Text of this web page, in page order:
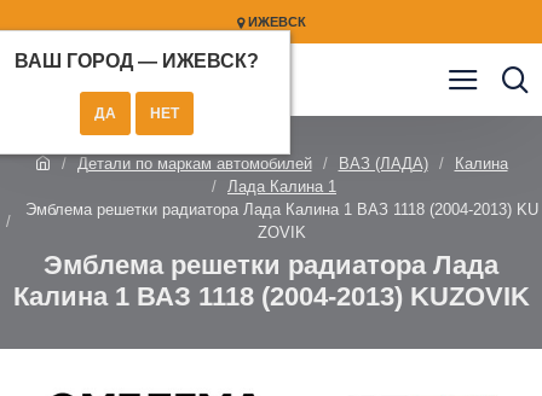
ИЖЕВСК
ВАШ ГОРОД — ИЖЕВСК?
Детали по маркам автомобилей ВАЗ (ЛАДА)
Калина
Лада Калина 1
Эмблема решетки радиатора Лада Калина 1 ВАЗ 1118 (2004-2013) KU
ZOVIK
Эмблема решетки радиатора Лада
Калина 1 ВАЗ 1118 (2004-2013) KUZOVIK